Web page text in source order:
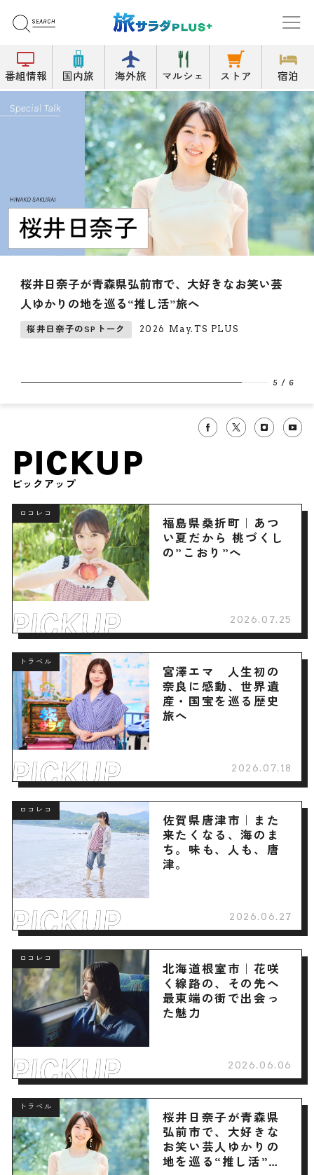
番組情報 国内旅 海外旅 マルシェ ストア 宿泊
笑い芸
畑芽育が初めての広島へ
絶景宿や世界遺産を巡りパワースポット
満喫
6 / 6
PICKUP
ピックアップ
ロコレコ
福島県桑折町｜あつ
い夏だから 桃づくし
の”こおり”へ
2026.07.25
トラベル
宮澤エマ 人生初の
奈良に感動、世界遺
産・国宝を巡る歴史
旅へ
2026.07.18
ロコレコ
佐賀県唐津市｜また
来たくなる、海のま
ち。味も、人も、唐
津。
2026.06.27
ロコレコ
北海道根室市｜花咲
く線路の、その先へ
最東端の街で出会っ
た魅力
2026.06.06
トラベル
桜井日奈子が青森県
弘前市で、大好きな
お笑い芸人ゆかりの
地を巡る“推し活”旅